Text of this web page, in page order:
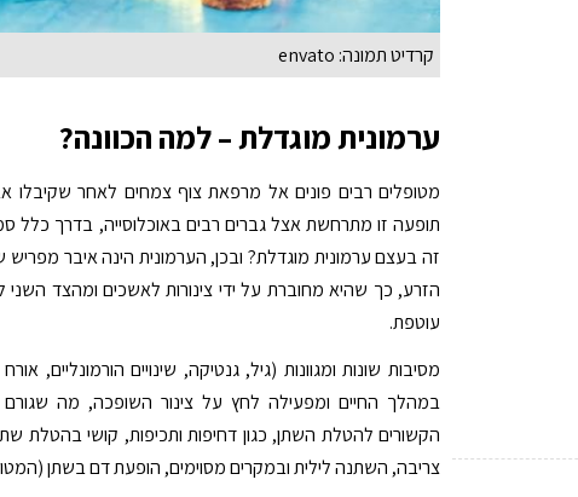
קרדיט תמונה: envato
ערמונית מוגדלת – למה הכוונה?
מטופלים רבים פונים אל מרפאת צוף צמחים לאחר שקיבלו
זה בעצם ערמונית מוגדלת? ובכן, הערמונית הינה איבר מפריש
הזרע, כך שהיא מחוברת על ידי צינורות לאשכים ומהצד השני
עוטפת.
מסיבות שונות ומגוונות (גיל, גנטיקה, שינויים הורמונליים,
במהלך החיים ומפעילה לחץ על צינור השופכה, מה שגורם
הקשורים להטלת השתן, כגון דחיפות ותכיפות, קושי בהטלת
צריבה, השתנה לילית ובמקרים מסוימים, הופעת דם בשתן